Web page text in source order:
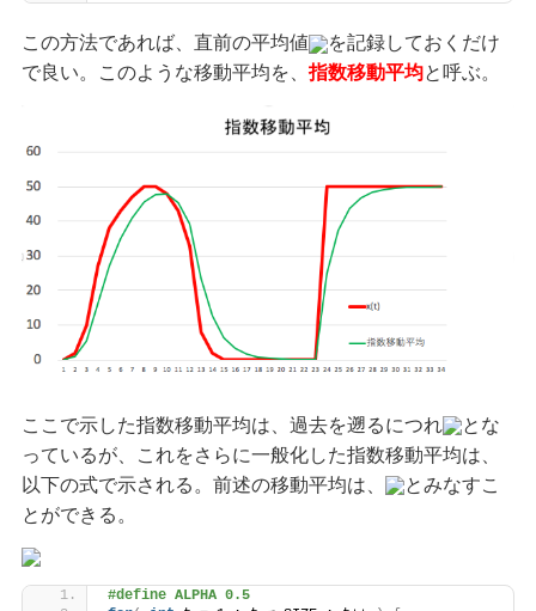
この方法であれば、直前の平均値
を記録しておくだけ
で良い。このような移動平均を、指数移動平均と呼ぶ。
ここで示した指数移動平均は、過去を遡るにつれ
とな
っているが、これをさらに一般化した指数移動平均は、
以下の式で示される。前述の移動平均は、
とみなすこ
とができる。
#define ALPHA 0.5